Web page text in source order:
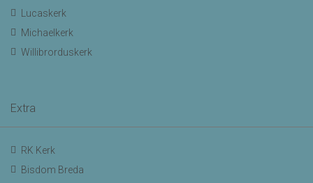
Lucaskerk
Michaelkerk
Willibrorduskerk
Extra
RK Kerk
Bisdom Breda